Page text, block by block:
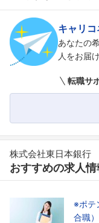
こちら
キャリ
あなたの
人をお届
転職サ
株式会社東日本銀行
おすすめの求人情
※ポテ
合職